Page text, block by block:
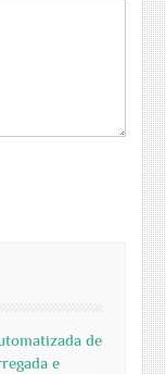
de
e